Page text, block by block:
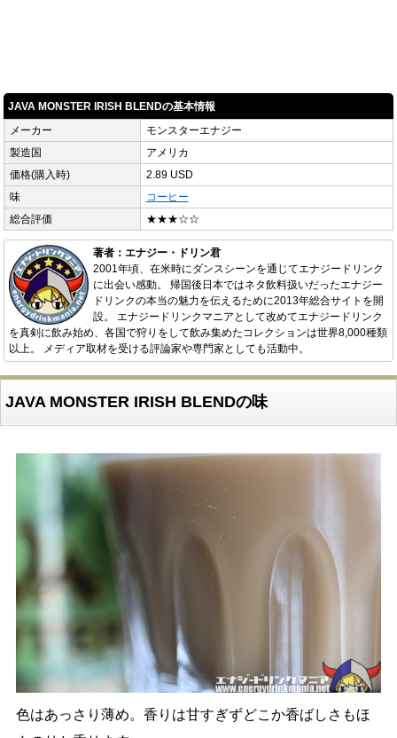
JAVA MONSTER IRISH BLENDの基本情報
メーカー
モンスターエナジー
製造国
アメリカ
価格(購入時)
2.89 USD
味
コーヒー
総合評価
★★★☆☆
著者：エナジー・ドリン君
2001年頃、在米時にダンスシーンを通じてエナジードリンク
に出会い感動。 帰国後日本ではネタ飲料扱いだったエナジー
ドリンクの本当の魅力を伝えるために2013年総合サイトを開
設。 エナジードリンクマニアとして改めてエナジードリンク
を真剣に飲み始め、各国で狩りをして飲み集めたコレクションは世界8,000種類
以上。 メディア取材を受ける評論家や専門家としても活動中。
JAVA MONSTER IRISH BLENDの味
色はあっさり薄め。香りは甘すぎずどこか香ばしさもほ